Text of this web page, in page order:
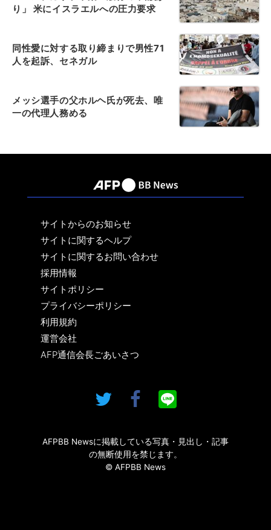
り」 米にイスラエルへの圧力要求
同性愛に対する取り締まりで男性71
人を起訴、セネガル
メッシ選手の父ホルヘ氏が死去、唯
一の代理人務める
サイトからのお知らせ
サイトに関するヘルプ
サイトに関するお問い合わせ
採用情報
サイトポリシー
プライバシーポリシー
利用規約
運営会社
AFP通信会長ごあいさつ
AFPBB Newsに掲載している写真・見出し・記事
の無断使用を禁じます。
© AFPBB News